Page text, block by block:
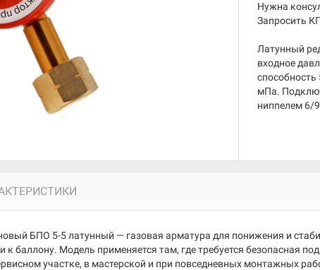
Нужна
Запросить
Латунный
входное
мПа.
ниппелем 6/
БПО 5-5 латунный — газовая арматура для понижения и
к баллону. Модель применяется там, где требуется безопасная
участке, в мастерской и при повседневных монтажных